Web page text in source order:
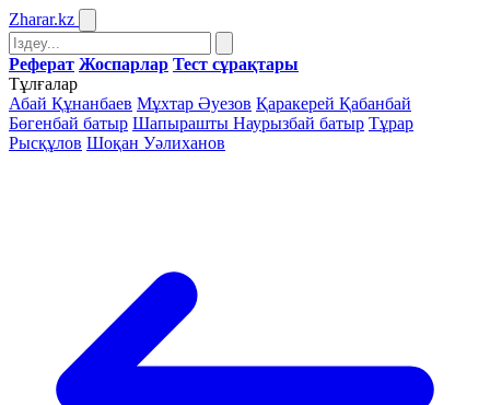
Zharar.kz
Реферат Жоспарлар Тест сұрақтары
Тұлғалар
Абай Құнанбаев Мұхтар Әуезов Қаракерей Қабанбай
Бөгенбай батыр Шапырашты Наурызбай батыр Тұрар
Рысқұлов Шоқан Уәлиханов